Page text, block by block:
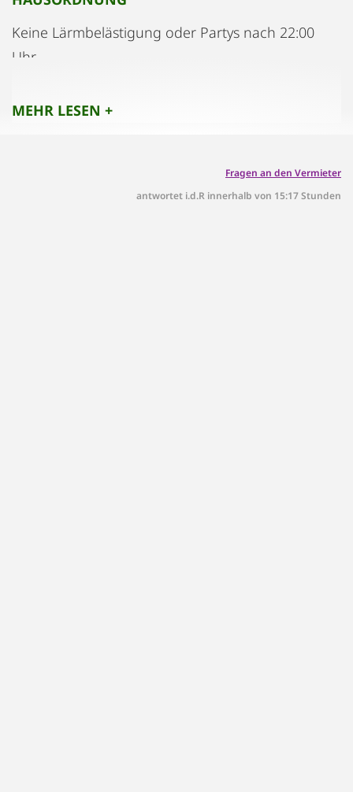
Keine Lärmbelästigung oder Partys nach 22:00
Uhr.
nur auf der Terrasse erlaubt.
MEHR LESEN +
Fragen an den Vermieter
antwortet i.d.R innerhalb von 15:17 Stunden